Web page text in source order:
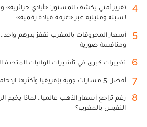
4
تقرير أمني يكشف المستور: «أيادي جزائرية»
لسبتة ومليلية عبر «غرفة قيادة رقمية»
5
أسعار المحروقات بالمغرب تقفز بدرهم
ومنافسة صورية
6 تغييرات كبرى في تأشيرات الولايات المتحدة
7 أفضل 5 مسارات جوية بإفريقيا وأكثرها ازدحاما
8
رغم تراجع أسعار الذهب عالميا.. لماذا يخيم
النفيس بالمغرب؟